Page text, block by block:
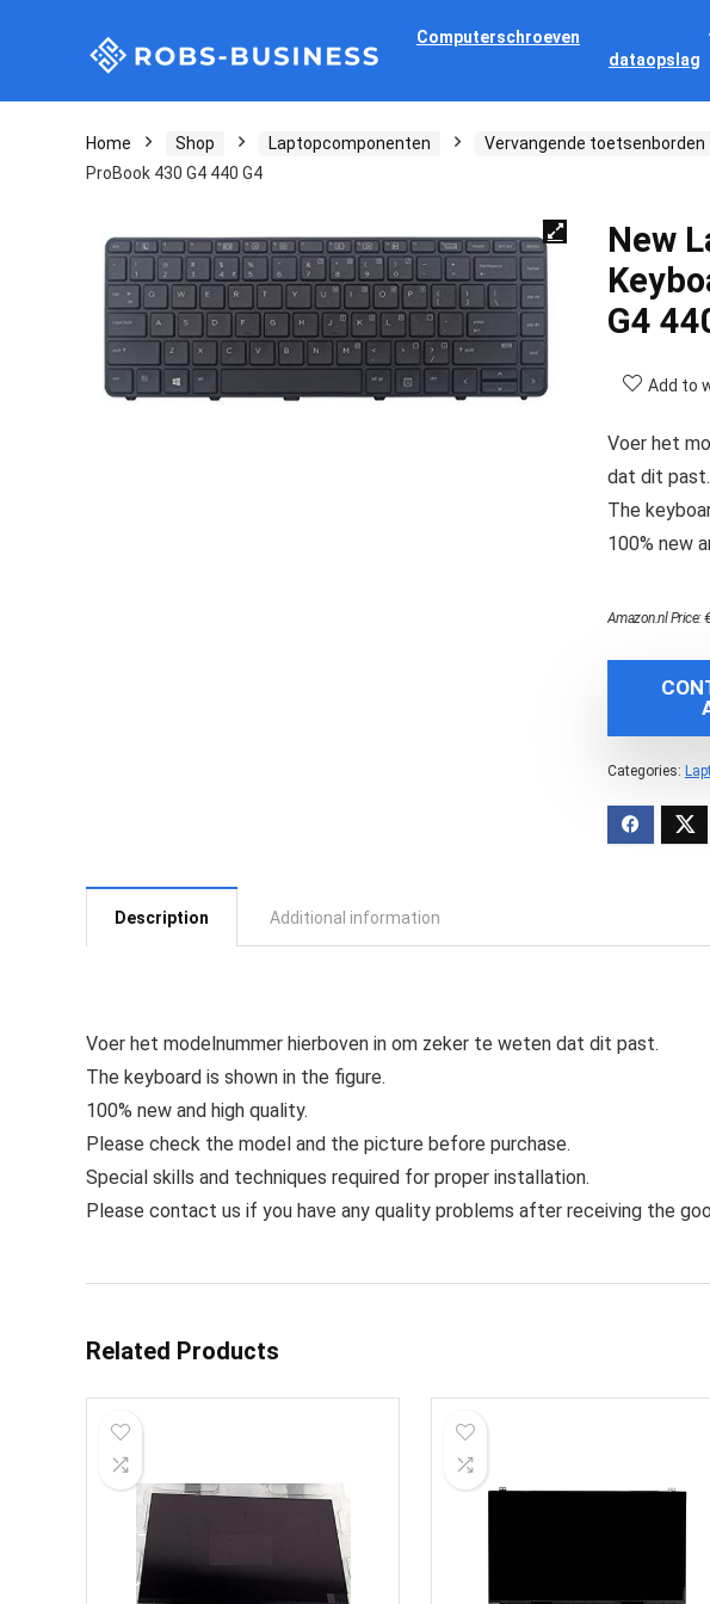
Computerschroeven
dataopslag
Home Shop Laptopcomponenten Vervangende toetsenborden
ProBook 430 G4 440 G4
New
G4
Add to
Voer het
dat dit past.
The
100% new
Amazon.nl Price:
Categories:
Description Additional information
Voer het modelnummer hierboven in om zeker te weten dat dit past.
The keyboard is shown in the figure.
100% new and high quality.
Please check the model and the picture before purchase.
Special skills and techniques required for proper installation.
Please contact us if you have any quality problems after receiving the
Related Products